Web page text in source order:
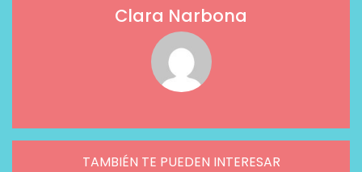
Clara Narbona
TAMBIÉN TE PUEDEN INTERESAR